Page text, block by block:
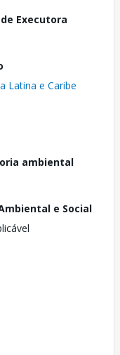
Executora
Latina e Caribe
ambiental
e Social